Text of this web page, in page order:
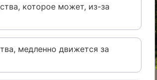
которое может, из-за
медленно движется за